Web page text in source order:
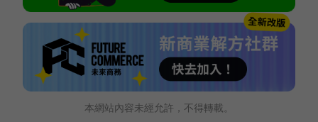
本網站內容未經允許，不得轉載。